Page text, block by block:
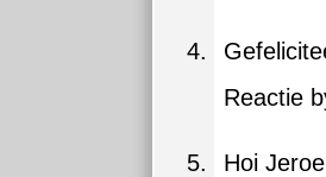
Reactie
Hoi